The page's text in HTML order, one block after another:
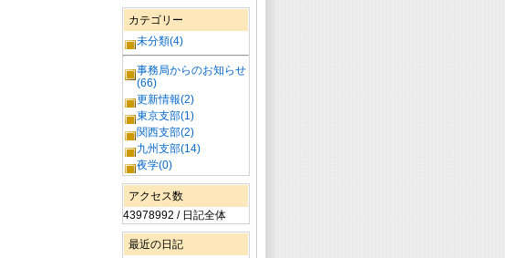
カテゴリー
未分類(4)
事務局からのお知らせ
(66)
更新情報(2)
東京支部(1)
関西支部(2)
九州支部(14)
夜学(0)
アクセス数
43978992 / 日記全体
最近の日記